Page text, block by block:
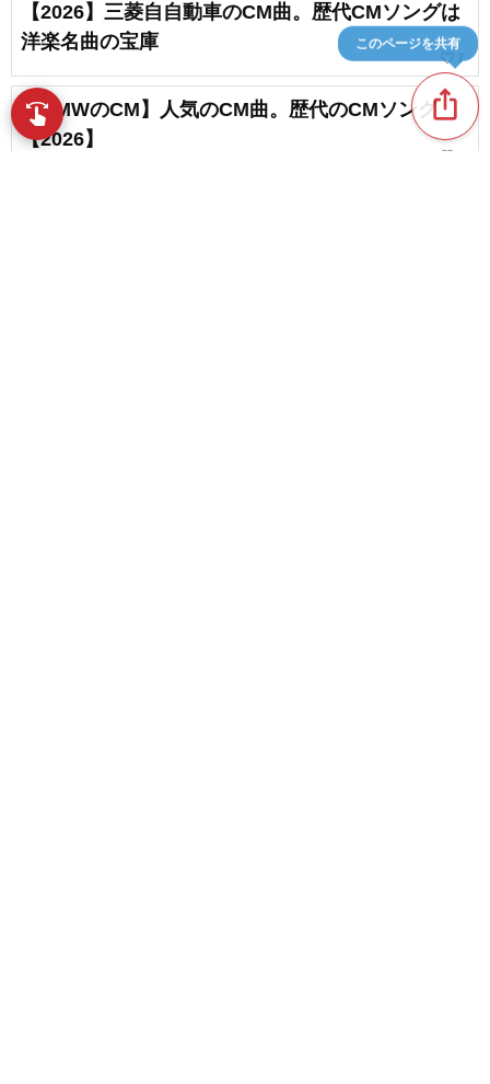
【2026】三菱自自動車のCM曲。歴代CMソングは
洋楽名曲の宝庫
favorite_border 7
【BMWのCM】人気のCM曲。歴代のCMソング
【2026】
favorite_border
ios_share
このページを共有
swipe 指先で音楽をブラウズ